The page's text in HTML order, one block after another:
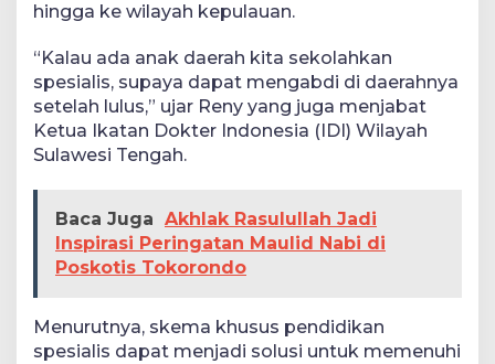
hingga ke wilayah kepulauan.
“Kalau ada anak daerah kita sekolahkan
spesialis, supaya dapat mengabdi di daerahnya
setelah lulus,” ujar Reny yang juga menjabat
Ketua Ikatan Dokter Indonesia (IDI) Wilayah
Sulawesi Tengah.
Baca Juga Akhlak Rasulullah Jadi
Inspirasi Peringatan Maulid Nabi di
Poskotis Tokorondo
Menurutnya, skema khusus pendidikan
spesialis dapat menjadi solusi untuk memenuhi